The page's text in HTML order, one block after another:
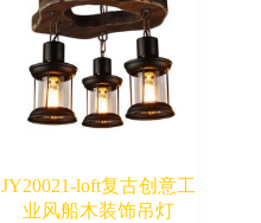
JY20021-loft复古创意工
业风船木装饰吊灯